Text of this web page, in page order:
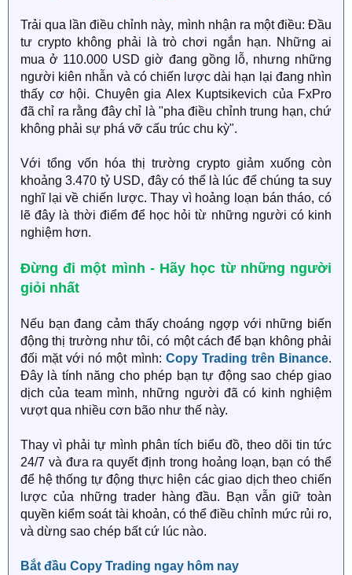
Trải qua lần điều chỉnh này, mình nhận ra một điều: Đầu
tư crypto không phải là trò chơi ngắn hạn. Những ai
mua ở 110.000 USD giờ đang gồng lỗ, nhưng những
người kiên nhẫn và có chiến lược dài hạn lại đang nhìn
thấy cơ hội. Chuyên gia Alex Kuptsikevich của FxPro
đã chỉ ra rằng đây chỉ là "pha điều chỉnh trung hạn, chứ
không phải sự phá vỡ cấu trúc chu kỳ".
Với tổng vốn hóa thị trường crypto giảm xuống còn
khoảng 3.470 tỷ USD, đây có thể là lúc để chúng ta suy
nghĩ lại về chiến lược. Thay vì hoảng loạn bán tháo, có
lẽ đây là thời điểm để học hỏi từ những người có kinh
nghiệm hơn.
Đừng đi một mình - Hãy học từ những người
giỏi nhất​
Nếu bạn đang cảm thấy choáng ngợp với những biến
động thị trường như tôi, có một cách để bạn không phải
đối mặt với nó một mình: Copy Trading trên Binance.
Đây là tính năng cho phép bạn tự động sao chép giao
dịch của team mình, những người đã có kinh nghiệm
vượt qua nhiều cơn bão như thế này.
Thay vì phải tự mình phân tích biểu đồ, theo dõi tin tức
24/7 và đưa ra quyết định trong hoảng loạn, bạn có thể
để hệ thống tự động thực hiện các giao dịch theo chiến
lược của những trader hàng đầu. Bạn vẫn giữ toàn
quyền kiểm soát tài khoản, có thể điều chỉnh mức rủi ro,
và dừng sao chép bất cứ lúc nào.
Bắt đầu Copy Trading ngay hôm nay